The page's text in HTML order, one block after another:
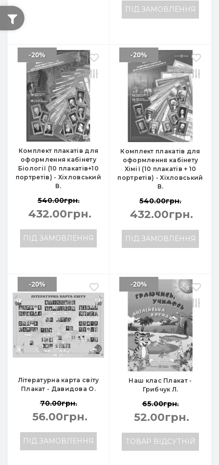
ПІД ЗАМОВЛЕННЯ
Комплект плакатів для
оформлення кабінету
Біології (10 плакатів+10
портретів) - Хіхловський
В.
-20%
540.00грн.
432.00грн.
ПІД ЗАМОВЛЕННЯ
Комплект плакатів для
оформлення кабінету
Хімії (10 плакатів + 10
портретів) - Хіхловський
В.
-20%
540.00грн.
432.00грн.
ПІД ЗАМОВЛЕННЯ
Літературна карта світу
Плакат - Давидова О.
-20%
70.00грн.
56.00грн.
ПІД ЗАМОВЛЕННЯ
Наш клас Плакат -
Грибчук Л.
-20%
65.00грн.
52.00грн.
ТОВАР ВІДСУТНІЙ